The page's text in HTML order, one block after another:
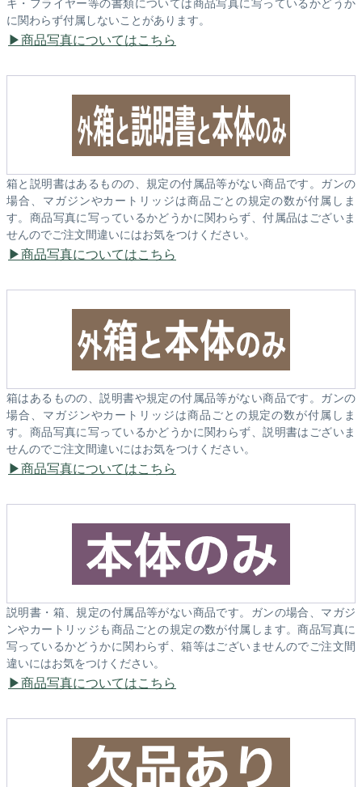
に関わらず付属しないことがあります。
商品写真についてはこちら
箱と説明書はあるものの、規定の付属品等がない商品です。ガンの
場合、マガジンやカートリッジは商品ごとの規定の数が付属しま
す。商品写真に写っているかどうかに関わらず、付属品はございま
せんのでご注文間違いにはお気をつけください。
商品写真についてはこちら
箱はあるものの、説明書や規定の付属品等がない商品です。ガンの
場合、マガジンやカートリッジは商品ごとの規定の数が付属しま
す。商品写真に写っているかどうかに関わらず、説明書はございま
せんのでご注文間違いにはお気をつけください。
商品写真についてはこちら
説明書・箱、規定の付属品等がない商品です。ガンの場合、マガジ
ンやカートリッジも商品ごとの規定の数が付属します。商品写真に
写っているかどうかに関わらず、箱等はございませんのでご注文間
違いにはお気をつけください。
商品写真についてはこちら